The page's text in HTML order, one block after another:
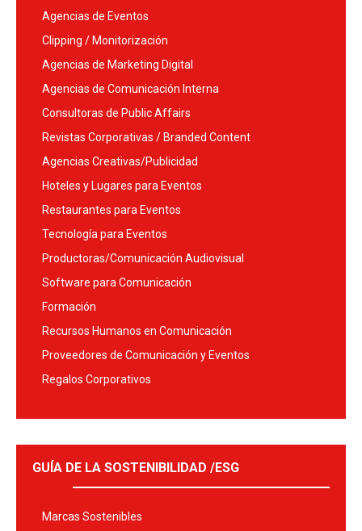
Agencias de Eventos
Clipping / Monitorización
Agencias de Marketing Digital
Agencias de Comunicación Interna
Consultoras de Public Affairs
Revistas Corporativas / Branded Content
Agencias Creativas/Publicidad
Hoteles y Lugares para Eventos
Restaurantes para Eventos
Tecnología para Eventos
Productoras/Comunicación Audiovisual
Software para Comunicación
Formación
Recursos Humanos en Comunicación
Proveedores de Comunicación y Eventos
Regalos Corporativos
GUÍA DE LA SOSTENIBILIDAD /ESG
Marcas Sostenibles